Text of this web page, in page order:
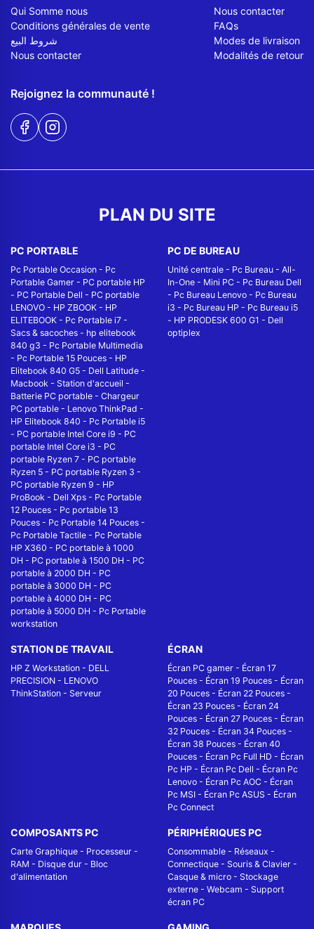
Qui Somme nous
Conditions générales de vente
شروط البيع
Nous contacter
Nous contacter
FAQs
Modes de livraison
Modalités de retour
Rejoignez la communauté !
PLAN DU SITE
PC PORTABLE
Pc Portable Occasion - Pc
Portable Gamer - PC portable HP
- PC Portable Dell - PC portable
LENOVO - HP ZBOOK - HP
ELITEBOOK - Pc Portable i7 -
Sacs & sacoches - hp elitebook
840 g3 - Pc Portable Multimedia
- Pc Portable 15 Pouces - HP
Elitebook 840 G5 - Dell Latitude -
Macbook - Station d'accueil -
Batterie PC portable - Chargeur
PC portable - Lenovo ThinkPad -
HP Elitebook 840 - Pc Portable i5
- PC portable Intel Core i9 - PC
portable Intel Core i3 - PC
portable Ryzen 7 - PC portable
Ryzen 5 - PC portable Ryzen 3 -
PC portable Ryzen 9 - HP
ProBook - Dell Xps - Pc Portable
12 Pouces - Pc portable 13
Pouces - Pc Portable 14 Pouces -
Pc Portable Tactile - Pc Portable
HP X360 - PC portable à 1000
DH - PC portable à 1500 DH - PC
portable à 2000 DH - PC
portable à 3000 DH - PC
portable à 4000 DH - PC
portable à 5000 DH - Pc Portable
workstation
PC DE BUREAU
Unité centrale - Pc Bureau - All-
In-One - Mini PC - Pc Bureau Dell
- Pc Bureau Lenovo - Pc Bureau
i3 - Pc Bureau HP - Pc Bureau i5
- HP PRODESK 600 G1 - Dell
optiplex
STATION DE TRAVAIL
HP Z Workstation - DELL
PRECISION - LENOVO
ThinkStation - Serveur
ÉCRAN
Écran PC gamer - Écran 17
Pouces - Écran 19 Pouces - Écran
20 Pouces - Écran 22 Pouces -
Écran 23 Pouces - Écran 24
Pouces - Écran 27 Pouces - Écran
32 Pouces - Écran 34 Pouces -
Écran 38 Pouces - Écran 40
Pouces - Écran Pc Full HD - Écran
Pc HP - Écran Pc Dell - Écran Pc
Lenovo - Écran Pc AOC - Écran
Pc MSI - Écran Pc ASUS - Écran
Pc Connect
COMPOSANTS PC
Carte Graphique - Processeur -
RAM - Disque dur - Bloc
d'alimentation
PÉRIPHÉRIQUES PC
Consommable - Réseaux -
Connectique - Souris & Clavier -
Casque & micro - Stockage
externe - Webcam - Support
écran PC